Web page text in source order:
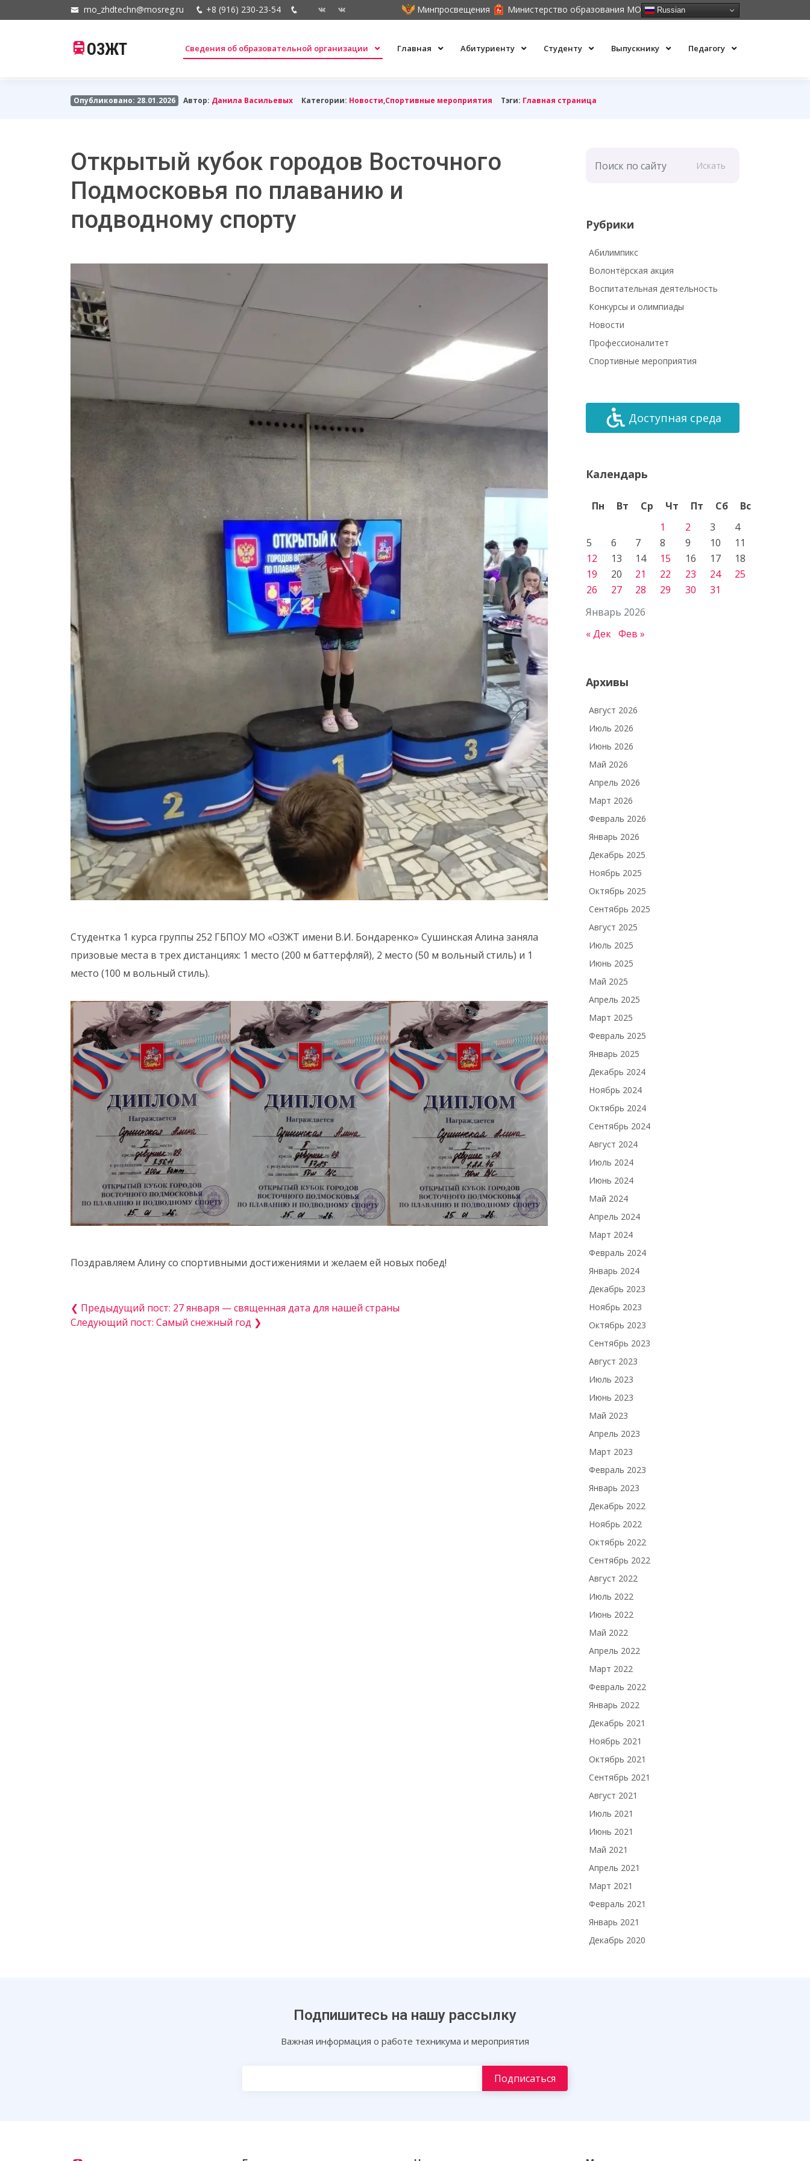
mo_zhdtechn@mosreg.ru +8 (916) 230-23-54 Минпросвещения Министерство образования МО Russian
ОЗЖТ Сведения об образовательной организации Главная Абитуриенту Студенту Выпускнику Педагогу
Опубликовано: 28.01.2026 Автор: Данила Васильевых Категории: Новости,Спортивные мероприятия Тэги: Главная страница
Открытый кубок городов Восточного
Подмосковья по плаванию и
подводному спорту
Студентка 1 курса группы 252 ГБПОУ МО «ОЗЖТ имени В.И. Бондаренко» Сушинская Алина заняла
призовые места в трех дистанциях: 1 место (200 м баттерфляй), 2 место (50 м вольный стиль) и 1
место (100 м вольный стиль).
Поздравляем Алину со спортивными достижениями и желаем ей новых побед!
❮ Предыдущий пост: 27 января — священная дата для нашей страны
Следующий пост: Самый снежный год ❯
Искать
Рубрики
Абилимпикс
Волонтёрская акция
Воспитательная деятельность
Конкурсы и олимпиады
Новости
Профессионалитет
Спортивные мероприятия
Доступная среда
Календарь
Январь 2026
Пн Вт Ср Чт Пт Сб
Вс
1
2 3
4
5
6 7 8 9 10
11
12
13 14 15 16 17
18
19
20 21 22 23 24
25
26
27 28 29 30 31
« Дек Фев »
Архивы
Август 2026
Июль 2026
Июнь 2026
Май 2026
Апрель 2026
Март 2026
Февраль 2026
Январь 2026
Декабрь 2025
Ноябрь 2025
Октябрь 2025
Сентябрь 2025
Август 2025
Июль 2025
Июнь 2025
Май 2025
Апрель 2025
Март 2025
Февраль 2025
Январь 2025
Декабрь 2024
Ноябрь 2024
Октябрь 2024
Сентябрь 2024
Август 2024
Июль 2024
Июнь 2024
Май 2024
Апрель 2024
Март 2024
Февраль 2024
Январь 2024
Декабрь 2023
Ноябрь 2023
Октябрь 2023
Сентябрь 2023
Август 2023
Июль 2023
Июнь 2023
Май 2023
Апрель 2023
Март 2023
Февраль 2023
Январь 2023
Декабрь 2022
Ноябрь 2022
Октябрь 2022
Сентябрь 2022
Август 2022
Июль 2022
Июнь 2022
Май 2022
Апрель 2022
Март 2022
Февраль 2022
Январь 2022
Декабрь 2021
Ноябрь 2021
Октябрь 2021
Сентябрь 2021
Август 2021
Июль 2021
Июнь 2021
Май 2021
Апрель 2021
Март 2021
Февраль 2021
Январь 2021
Декабрь 2020
Подпишитесь на нашу рассылку
Важная информация о работе техникума и мероприятия